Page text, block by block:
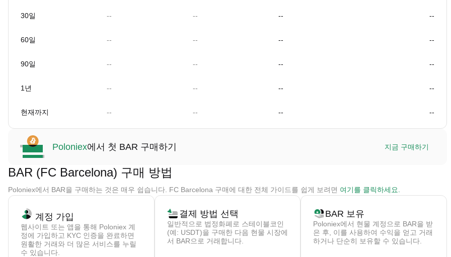
30일 -- -- -- --
60일 -- -- -- --
90일 -- -- -- --
1년 -- -- -- --
현재까지 -- -- -- --
Poloniex에서 첫 BAR 구매하기 지금 구매하기
BAR (FC Barcelona) 구매 방법
Poloniex에서 BAR을 구매하는 것은 매우 쉽습니다. FC Barcelona 구매에 대한 전체 가이드를 쉽게 보려면 여기를 클릭하세요.
계정 가입
웹사이트 또는 앱을 통해 Poloniex 계
정에 가입하고 KYC 인증을 완료하면
원활한 거래와 더 많은 서비스를 누릴
수 있습니다.
결제 방법 선택
일반적으로 법정화폐로 스테이블코인
(예: USDT)을 구매한 다음 현물 시장에
서 BAR으로 거래합니다.
BAR 보유
Poloniex에서 현물 계정으로 BAR을 받
은 후, 이를 사용하여 수익을 얻고 거래
하거나 단순히 보유할 수 있습니다.